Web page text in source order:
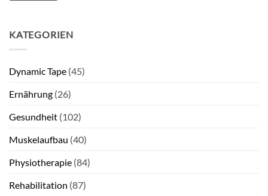
KATEGORIEN
Dynamic Tape (45)
Ernährung (26)
Gesundheit (102)
Muskelaufbau (40)
Physiotherapie (84)
Rehabilitation (87)